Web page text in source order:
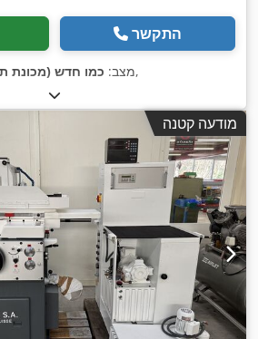
התקשר
מצב: כמו חדש (מכונת ,
מודעה קטנה